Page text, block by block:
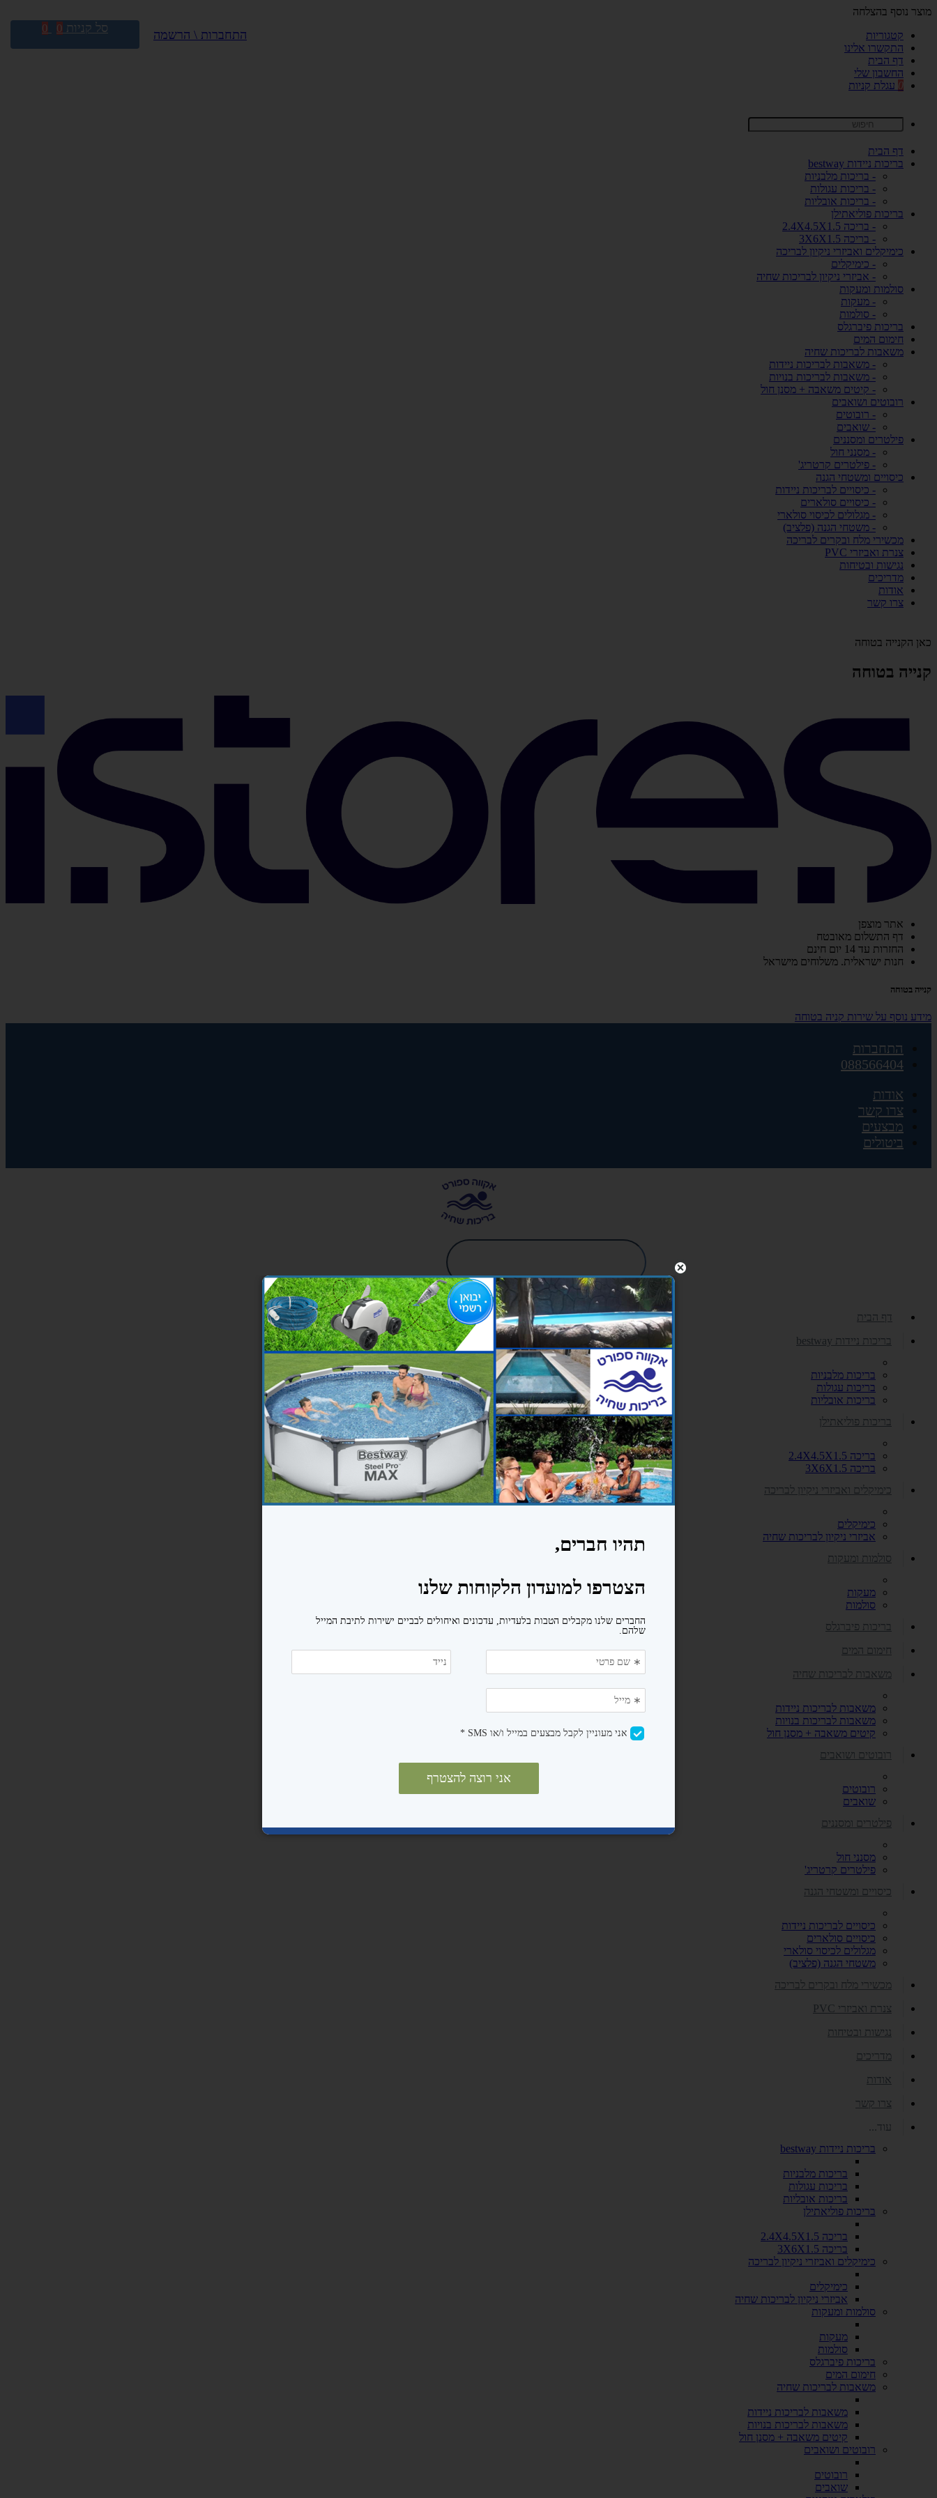
מוצר נוסף בהצלחה
קטגוריות
התקשרו אלינו
דף הבית
החשבון שלי
0 עגלת קניות
דף הבית
בריכות ניידות bestway
- בריכות מלבניות
- בריכות עגולות
- בריכות אובליות
בריכות פוליאתילן
- בריכה 2.4X4.5X1.5
- בריכה 3X6X1.5
כימיקלים ואביזרי ניקיון לבריכה
- כימיקלים
- אביזרי ניקיון לבריכות שחיה
סולמות ומעקות
- מעקות
- סולמות
בריכות פיברגלס
חימום המים
משאבות לבריכות שחיה
- משאבות לבריכות ניידות
- משאבות לבריכות בנויות
- קיטים משאבה + מסנן חול
רובוטים ושואבים
- רובוטים
- שואבים
פילטרים ומסננים
- מסנני חול
- פילטרים קרטריג'
כיסויים ומשטחי הגנה
- כיסויים לבריכות ניידות
- כיסויים סולארים
- מגלולים לכיסוי סולארי
- משטחי הגנה (פלציב)
מכשירי מלח ובקרים לבריכה
צנרת ואביזרי PVC
נגישות ובטיחות
מדריכים
אודות
צרו קשר
כאן הקנייה בטוחה
קנייה בטוחה
אתר מוצפן
דף התשלום מאובטח
החזרות עד 14 יום חינם
חנות ישראלית. משלוחים מישראל
קנייה בטוחה
מידע נוסף על שירות קניה בטוחה
התחברות
088566404
אודות
צרו קשר
מבצעים
ביטולים
התחברות \ הרשמה סל קניות 0
0
דף הבית
בריכות ניידות bestway
בריכות מלבניות
בריכות עגולות
בריכות אובליות
בריכות פוליאתילן
בריכה 2.4X4.5X1.5
בריכה 3X6X1.5
כימיקלים ואביזרי ניקיון לבריכה
כימיקלים
אביזרי ניקיון לבריכות שחיה
סולמות ומעקות
מעקות
סולמות
בריכות פיברגלס
חימום המים
משאבות לבריכות שחיה
משאבות לבריכות ניידות
משאבות לבריכות בנויות
קיטים משאבה + מסנן חול
רובוטים ושואבים
רובוטים
שואבים
פילטרים ומסננים
מסנני חול
פילטרים קרטריג'
כיסויים ומשטחי הגנה
כיסויים לבריכות ניידות
כיסויים סולארים
מגלולים לכיסוי סולארי
משטחי הגנה (פלציב)
מכשירי מלח ובקרים לבריכה
צנרת ואביזרי PVC
נגישות ובטיחות
מדריכים
אודות
צרו קשר
עוד...
בריכות ניידות bestway
בריכות מלבניות
בריכות עגולות
בריכות אובליות
בריכות פוליאתילן
בריכה 2.4X4.5X1.5
בריכה 3X6X1.5
כימיקלים ואביזרי ניקיון לבריכה
כימיקלים
אביזרי ניקיון לבריכות שחיה
סולמות ומעקות
מעקות
סולמות
בריכות פיברגלס
חימום המים
משאבות לבריכות שחיה
משאבות לבריכות ניידות
משאבות לבריכות בנויות
קיטים משאבה + מסנן חול
רובוטים ושואבים
רובוטים
שואבים